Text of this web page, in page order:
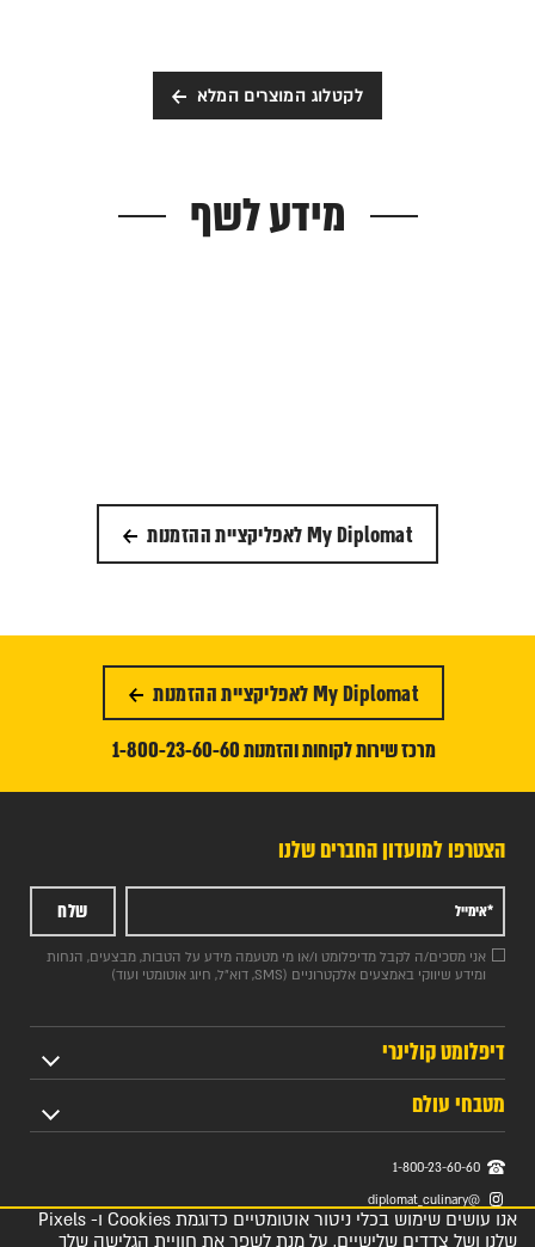
לקטלוג המוצרים המלא
מידע לשף
My Diplomat לאפליקציית ההזמנות
My Diplomat לאפליקציית ההזמנות
מרכז שירות לקוחות והזמנות 1-800-23-60-60
דיפלומט קולינרי
מטבחי עולם
הצטרפו למועדון החברים שלנו
שלח
אני מסכים/ה לקבל מדיפלומט ו/או מי מטעמה מידע על הטבות, מבצעים, הנחות
ומידע שיווקי באמצעים אלקטרוניים (SMS, דוא"ל, חיוג אוטומטי ועוד)
1-800-23-60-60
@diplomat_culinary
DiplomatCulinary
אנו עושים שימוש בכלי ניטור אוטומטיים כדוגמת Cookies ו- Pixels
שלנו ושל צדדים שלישיים, על מנת לשפר את חוויית הגלישה שלך